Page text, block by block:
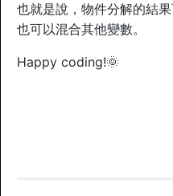
也就是說，物件分解的結
也可以混合其他變數。
Happy coding!🌞